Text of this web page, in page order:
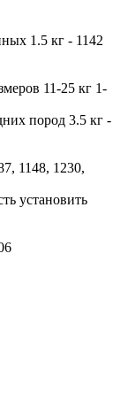
1.5 кг - 1142
11-25 кг 1-
пород 3.5 кг -
1148, 1230,
установить